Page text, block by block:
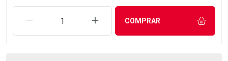
REMOVER UMA UNIDADEAUMENTAR UMA UNIDADE
COMPRAR